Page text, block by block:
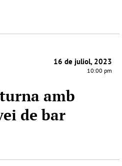
16 de juliol, 2023
10:00 pm
amb
de bar